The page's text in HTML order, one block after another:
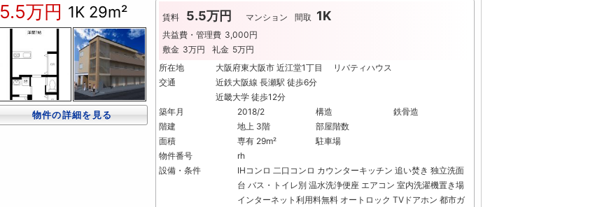
5.5万円 1K 29m²
物件の詳細を見る
賃料 5.5万円 マンション 間取 1K
共益費・管理費 3,000円
敷金 3万円 礼金 5万円
所在地
大阪府東大阪市 近江堂1丁目 リバティハウス
交通
近鉄大阪線 長瀬駅 徒歩6分
近畿大学 徒歩12分
築年月
2018/2 構造
鉄骨造
階建
地上 3階
部屋階数
面積
専有 29m²
駐車場
物件番号
rh
設備・条件
IHコンロ 二口コンロ カウンターキッチン 追い焚き 独立洗面
台 バス・トイレ別 温水洗浄便座 エアコン 室内洗濯機置き場
インターネット利用料無料 オートロック TVドアホン 都市ガ